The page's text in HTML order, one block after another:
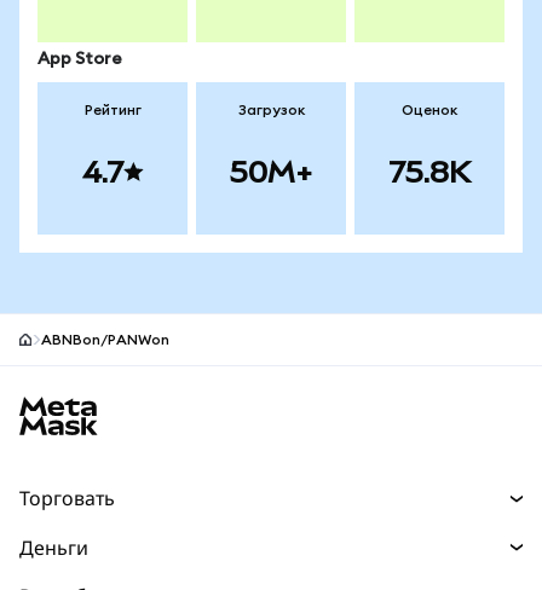
App Store
Рейтинг
4.7
Загрузок
50M+
Оценок
75.8K
ABNBon/PANWon
Торговать
Деньги